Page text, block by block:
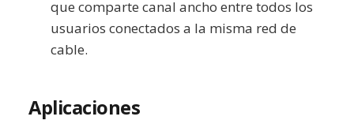
que comparte canal ancho entre todos los
usuarios conectados a la misma red de
cable.
Aplicaciones